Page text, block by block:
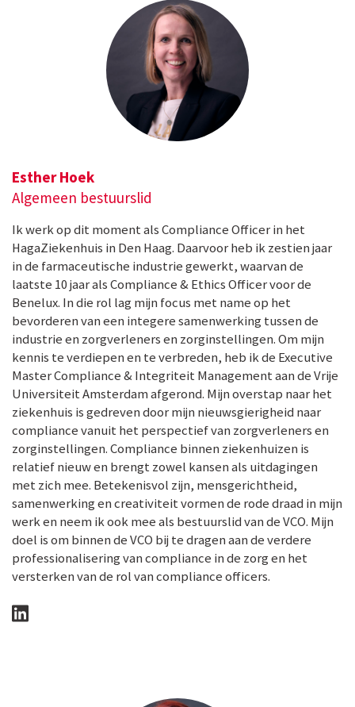
Esther Hoek
Algemeen bestuurslid
Ik werk op dit moment als Compliance Officer in het
HagaZiekenhuis in Den Haag. Daarvoor heb ik zestien jaar
in de farmaceutische industrie gewerkt, waarvan de
laatste 10 jaar als Compliance & Ethics Officer voor de
Benelux. In die rol lag mijn focus met name op het
bevorderen van een integere samenwerking tussen de
industrie en zorgverleners en zorginstellingen. Om mijn
kennis te verdiepen en te verbreden, heb ik de Executive
Master Compliance & Integriteit Management aan de Vrije
Universiteit Amsterdam afgerond. Mijn overstap naar het
ziekenhuis is gedreven door mijn nieuwsgierigheid naar
compliance vanuit het perspectief van zorgverleners en
zorginstellingen. Compliance binnen ziekenhuizen is
relatief nieuw en brengt zowel kansen als uitdagingen
met zich mee. Betekenisvol zijn, mensgerichtheid,
samenwerking en creativiteit vormen de rode draad in mijn
werk en neem ik ook mee als bestuurslid van de VCO. Mijn
doel is om binnen de VCO bij te dragen aan de verdere
professionalisering van compliance in de zorg en het
versterken van de rol van compliance officers.